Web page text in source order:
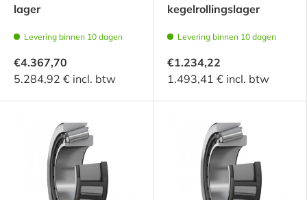
lager
Levering binnen 10 dagen
€4.367,70
5.284,92 € incl. btw
kegelrollingslager
Levering binnen 10 dagen
€1.234,22
1.493,41 € incl. btw